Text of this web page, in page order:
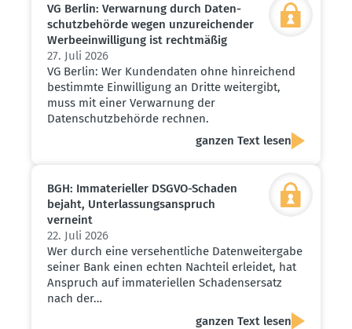
VG Berlin: Verwarnung durch Daten­
schutz­be­hörde wegen unzurei­chender
Werbe­ein­wil­ligung ist recht­mäßig
27. Juli 2026
VG Berlin: Wer Kundendaten ohne hinreichend
bestimmte Einwilligung an Dritte weitergibt,
muss mit einer Verwarnung der
Datenschutzbehörde rechnen.
ganzen Text lesen
BGH: Immate­ri­eller DSGVO-Schaden
bejaht, Unter­las­sungs­an­spruch
verneint
22. Juli 2026
Wer durch eine versehentliche Datenweitergabe
seiner Bank einen echten Nachteil erleidet, hat
Anspruch auf immateriellen Schadensersatz
nach der…
ganzen Text lesen